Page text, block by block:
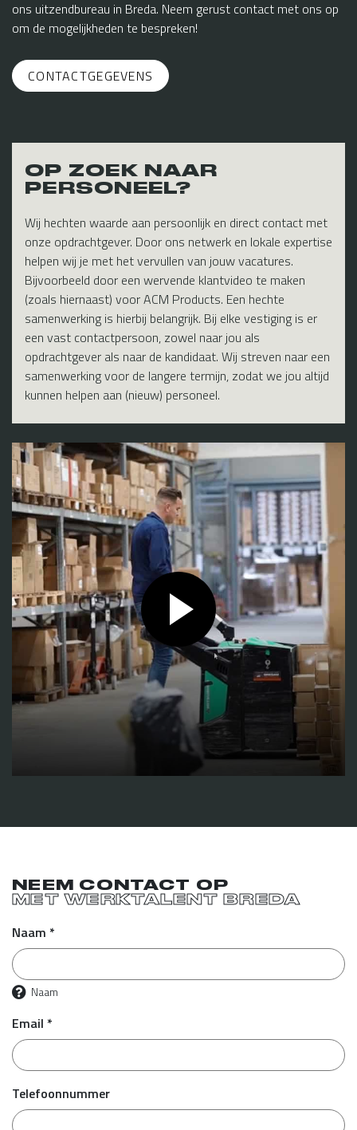
ons uitzendbureau in Breda. Neem gerust contact met ons op
om de mogelijkheden te bespreken!
CONTACTGEGEVENS
OP ZOEK NAAR
PERSONEEL?
Wij hechten waarde aan persoonlijk en direct contact met
onze opdrachtgever. Door ons netwerk en lokale expertise
helpen wij je met het vervullen van jouw vacatures.
Bijvoorbeeld door een wervende klantvideo te maken
(zoals hiernaast) voor ACM Products. Een hechte
samenwerking is hierbij belangrijk. Bij elke vestiging is er
een vast contactpersoon, zowel naar jou als
opdrachtgever als naar de kandidaat. Wij streven naar een
samenwerking voor de langere termijn, zodat we jou altijd
kunnen helpen aan (nieuw) personeel.
NEEM CONTACT OP
MET WERKTALENT BREDA
Naam *
Naam
Email *
Telefoonnummer